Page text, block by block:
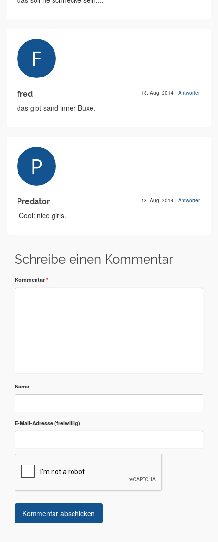
fred 18. Aug. 2014 | Antworten
das gibt sand inner Buxe.
Predator 18. Aug. 2014 | Antworten
:Cool: nice girls.
Schreibe einen Kommentar
Kommentar *
Name
E-Mail-Adresse